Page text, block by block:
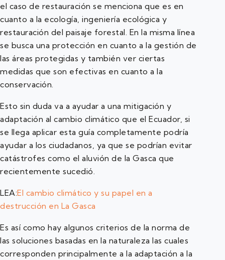
el caso de restauración se menciona que es en
cuanto a la ecología, ingeniería ecológica y
restauración del paisaje forestal. En la misma línea
se busca una protección en cuanto a la gestión de
las áreas protegidas y también ver ciertas
medidas que son efectivas en cuanto a la
conservación.
Esto sin duda va a ayudar a una mitigación y
adaptación al cambio climático que el Ecuador, si
se llega aplicar esta guía completamente podría
ayudar a los ciudadanos, ya que se podrían evitar
catástrofes como el aluvión de la Gasca que
recientemente sucedió.
LEA:El cambio climático y su papel en a
destrucción en La Gasca
Es así como hay algunos criterios de la norma de
las soluciones basadas en la naturaleza las cuales
corresponden principalmente a la adaptación a la